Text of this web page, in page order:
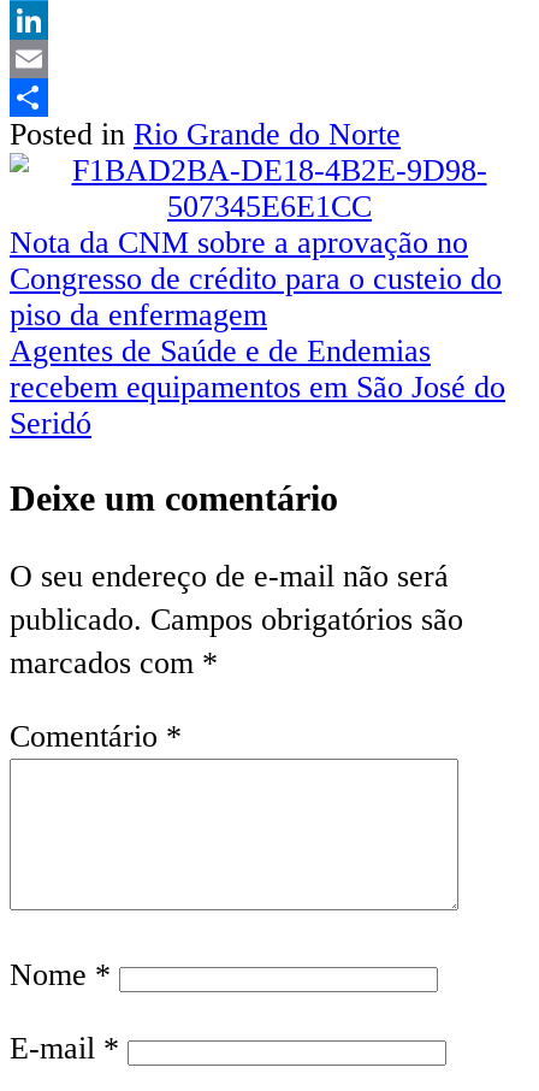
Twitter
LinkedIn
Email
Share
Posted in Rio Grande do Norte
Navegação
de
Post
Nota da CNM sobre a aprovação no
Congresso de crédito para o custeio do
piso da enfermagem
Agentes de Saúde e de Endemias
recebem equipamentos em São José do
Seridó
Deixe um comentário
O seu endereço de e-mail não será
publicado. Campos obrigatórios são
marcados com *
Comentário *
Nome *
E-mail *